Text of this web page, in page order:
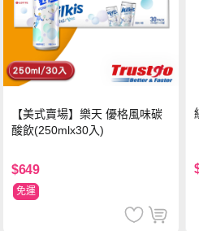
【美式賣場】樂天 優格風味碳
酸飲(250mlx30入)
$649
免運